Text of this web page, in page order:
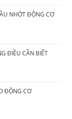
NHỚT ĐỘNG CƠ
ĐIỀU CẦN BIẾT
ĐỘNG CƠ